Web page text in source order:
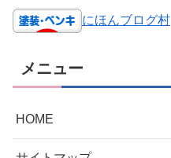
にほんブログ村
メニュー
HOME